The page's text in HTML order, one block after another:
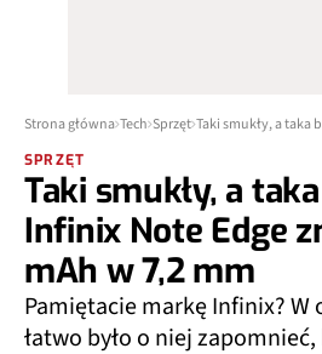
Strona główna Tech Sprzęt
SPRZĘT
Taki smukły, a
Infinix Note Edge
mAh w 7,2 mm
Pamiętacie markę Infinix? W
łatwo było o niej